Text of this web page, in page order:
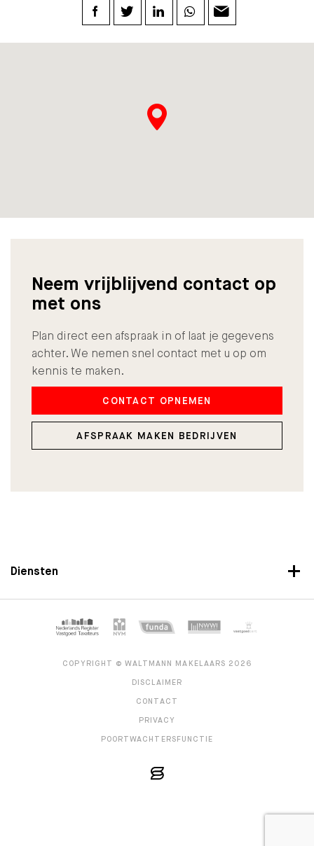
Neem vrijblijvend contact op
met ons
Plan direct een afspraak in of laat je gegevens
achter. We nemen snel contact met u op om
kennis te maken.
CONTACT OPNEMEN
AFSPRAAK MAKEN BEDRIJVEN
Diensten
COPYRIGHT © WALTMANN MAKELAARS 2026
DISCLAIMER
CONTACT
PRIVACY
POORTWACHTERSFUNCTIE